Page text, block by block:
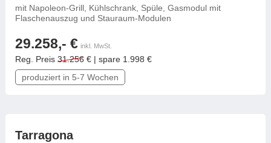
mit Napoleon-Grill, Kühlschrank, Spüle, Gasmodul mit
Flaschenauszug und Stauraum-Modulen
29.258,- € inkl. MwSt.
Reg. Preis 31.256 € | spare 1.998 €
produziert in 5-7 Wochen
Tarragona